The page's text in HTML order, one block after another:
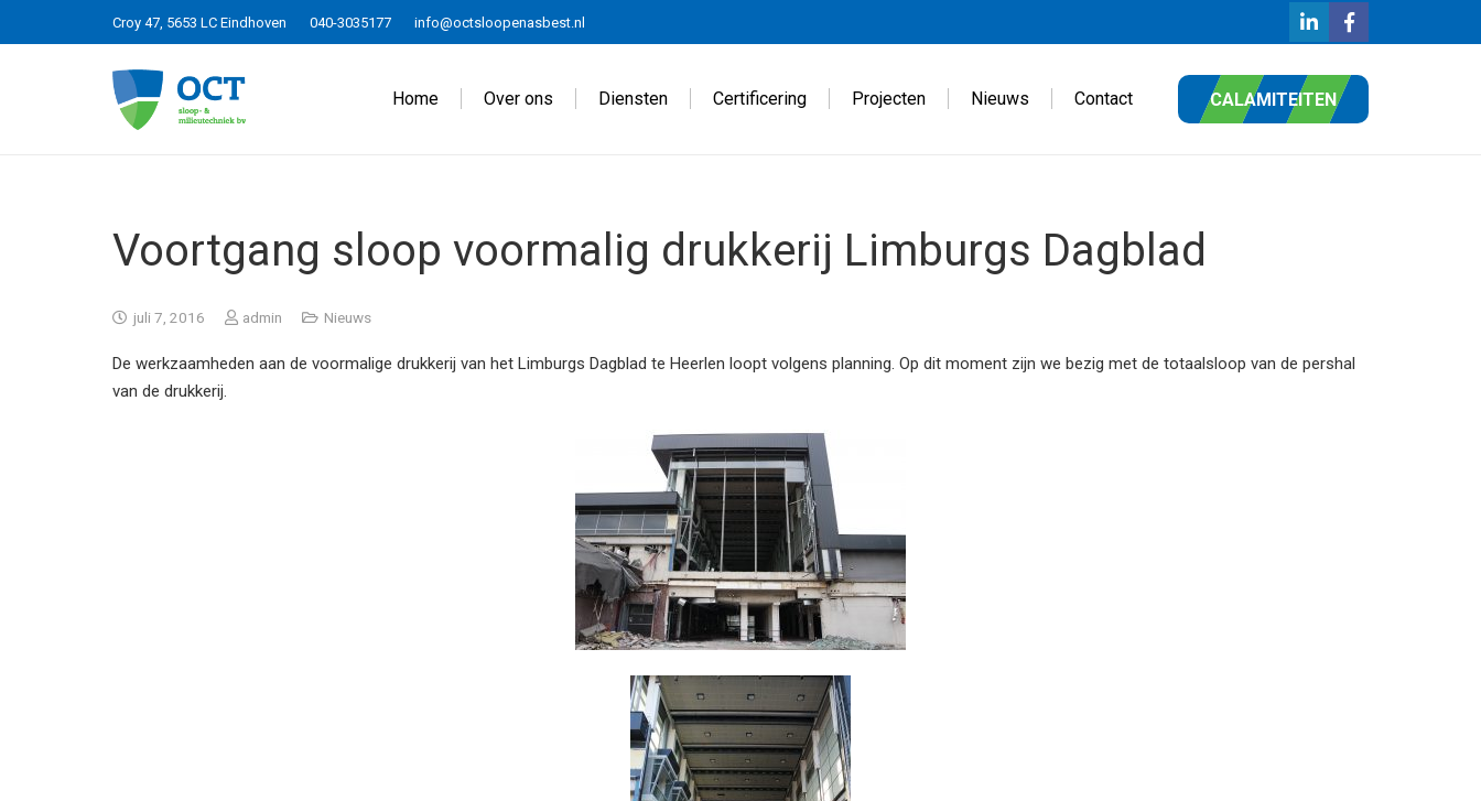
Croy 47, 5653 LC Eindhoven 040-3035177 info@octsloopenasbest.nl
Home Over ons Diensten Certificering Projecten Nieuws Contact CALAMITEITEN
Voortgang sloop voormalig drukkerij Limburgs Dagblad
juli 7, 2016 admin Nieuws
De werkzaamheden aan de voormalige drukkerij van het Limburgs Dagblad te Heerlen loopt volgens planning. Op dit moment zijn we bezig met de totaalsloop van de pershal
van de drukkerij.